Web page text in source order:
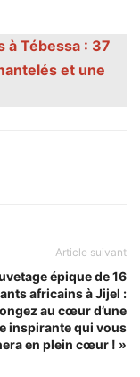
à Tébessa : 37
et une
Article suivant
épique de 16
africains à Jijel :
au cœur d’une
inspirante qui vous
en plein cœur ! »